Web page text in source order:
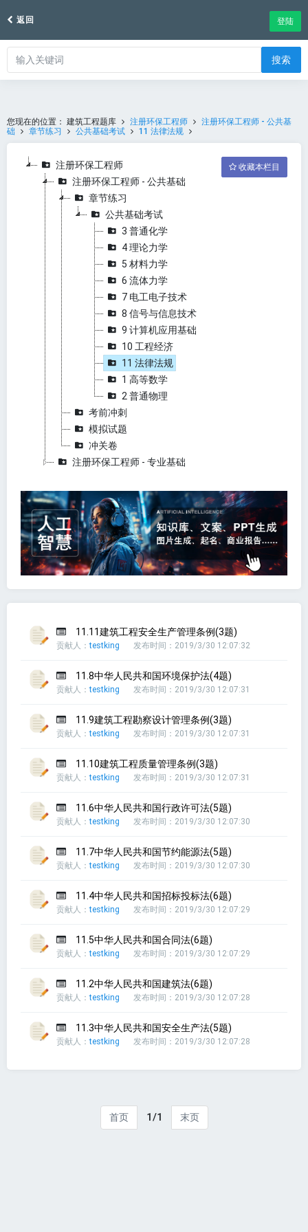
返回 登陆
搜索
您现在的位置： 建筑工程题库 注册环保工程师
注册环保工程师 - 公共基
础
章节练习 公共基础考试 11 法律法规
收藏本栏目
注册环保工程师
注册环保工程师 - 公共基础
章节练习
公共基础考试
3 普通化学
4 理论力学
5 材料力学
6 流体力学
7 电工电子技术
8 信号与信息技术
9 计算机应用基础
10 工程经济
11 法律法规
1 高等数学
2 普通物理
考前冲刺
模拟试题
冲关卷
注册环保工程师 - 专业基础
11.11建筑工程安全生产管理条例(3题)
贡献人：testking 发布时间：2019/3/30 12:07:32
11.8中华人民共和国环境保护法(4题)
贡献人：testking 发布时间：2019/3/30 12:07:31
11.9建筑工程勘察设计管理条例(3题)
贡献人：testking 发布时间：2019/3/30 12:07:31
11.10建筑工程质量管理条例(3题)
贡献人：testking 发布时间：2019/3/30 12:07:31
11.6中华人民共和国行政许可法(5题)
贡献人：testking 发布时间：2019/3/30 12:07:30
11.7中华人民共和国节约能源法(5题)
贡献人：testking 发布时间：2019/3/30 12:07:30
11.4中华人民共和国招标投标法(6题)
贡献人：testking 发布时间：2019/3/30 12:07:29
11.5中华人民共和国合同法(6题)
贡献人：testking 发布时间：2019/3/30 12:07:29
11.2中华人民共和国建筑法(6题)
贡献人：testking 发布时间：2019/3/30 12:07:28
11.3中华人民共和国安全生产法(5题)
贡献人：testking 发布时间：2019/3/30 12:07:28
首页 1/1 末页